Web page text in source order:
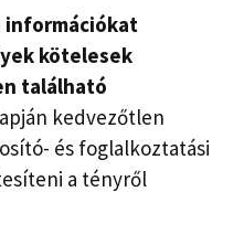
információkat
kötelesek
található
kedvezőtlen
és foglalkoztatási
a tényről